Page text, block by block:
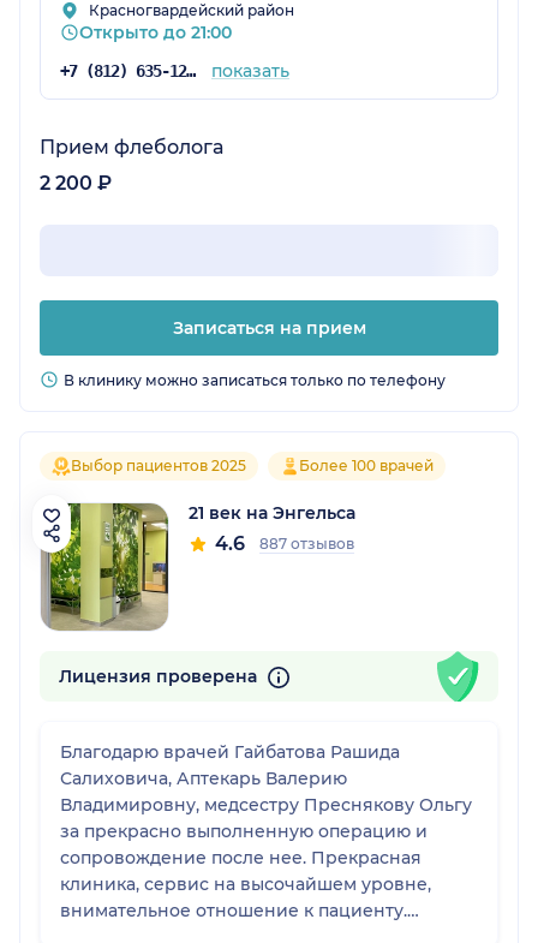
Красногвардейский район
Открыто до 21:00
+7 (812) 635-12-72 показать
Прием флеболога
2 200 ₽
Записаться на прием
В клинику можно записаться только по телефону
Выбор пациентов 2025 Более 100 врачей
21 век на Энгельса
4.6 887 отзывов
Лицензия проверена
Благодарю врачей Гайбатова Рашида
Салиховича, Аптекарь Валерию
Владимировну, медсестру Преснякову Ольгу
за прекрасно выполненную операцию и
сопровождение после нее. Прекрасная
клиника, сервис на высочайшем уровне,
внимательное отношение к пациенту.